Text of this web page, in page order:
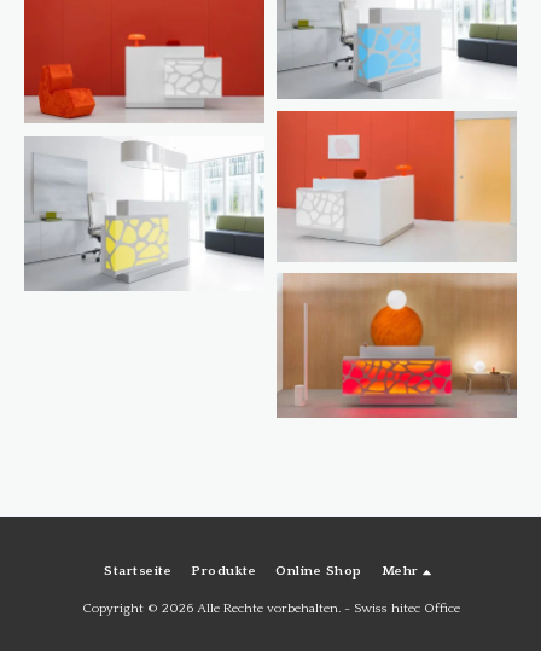
Startseite Produkte Online Shop Mehr
Copyright © 2026 Alle Rechte vorbehalten. - Swiss hitec Office